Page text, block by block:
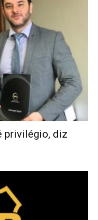
privilégio, diz